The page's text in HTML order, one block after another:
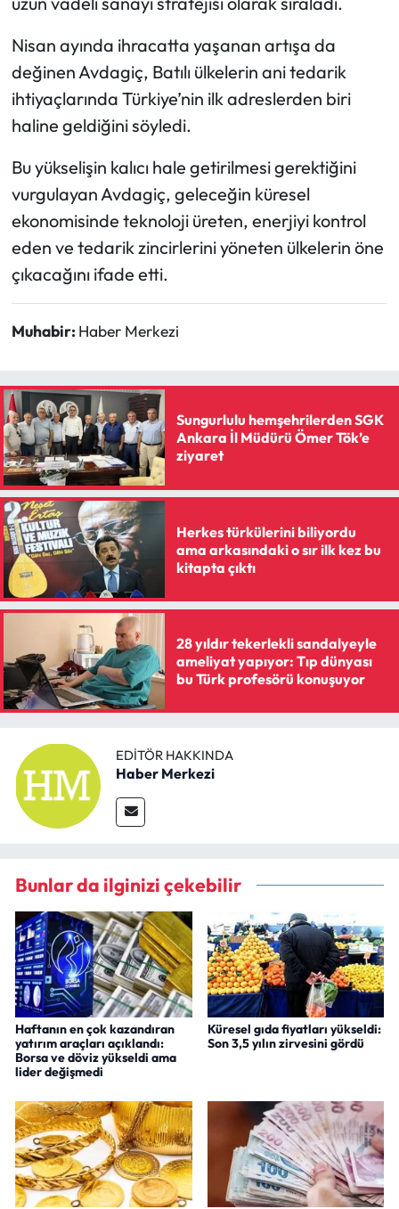
Nisan ayında ihracatta yaşanan artışa da
değinen Avdagiç, Batılı ülkelerin ani tedarik
ihtiyaçlarında Türkiye’nin ilk adreslerden biri
haline geldiğini söyledi.
Bu yükselişin kalıcı hale getirilmesi gerektiğini
vurgulayan Avdagiç, geleceğin küresel
ekonomisinde teknoloji üreten, enerjiyi kontrol
eden ve tedarik zincirlerini yöneten ülkelerin öne
çıkacağını ifade etti.
Muhabir: Haber Merkezi
Sungurlulu hemşehrilerden SGK
Ankara İl Müdürü Ömer Tök’e
ziyaret
Herkes türkülerini biliyordu
ama arkasındaki o sır ilk kez bu
kitapta çıktı
28 yıldır tekerlekli sandalyeyle
ameliyat yapıyor: Tıp dünyası
bu Türk profesörü konuşuyor
EDITÖR HAKKINDA
Haber Merkezi
Bunlar da ilginizi çekebilir
Haftanın en çok kazandıran
yatırım araçları açıklandı:
Borsa ve döviz yükseldi ama
lider değişmedi
Küresel gıda fiyatları yükseldi:
Son 3,5 yılın zirvesini gördü